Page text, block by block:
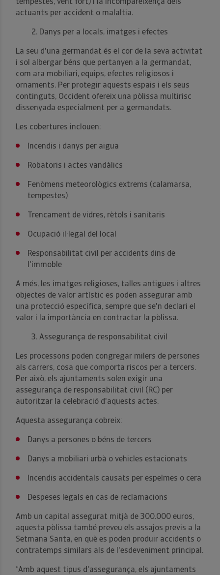
tempestes, vent fort) i la incompareixença dels
actuants per accident o malaltia.
2. Danys per a locals, imatges i efectes
La seu d'una germandat és el cor de la seva activitat
i sol albergar béns que pertanyen a la germandat,
com ara mobiliari, equips, efectes religiosos i
ornaments. Per protegir aquests espais i els seus
continguts, Occident ofereix una pòlissa multirisc
dissenyada especialment per a germandats.
Les cobertures inclouen:
Incendis i danys per aigua
Robatoris i actes vandàlics
Fenòmens meteorològics extrems (calamarsa,
tempestes)
Trencament de vidres, rètols i sanitaris
Ocupació il·legal del local
Responsabilitat civil per accidents dins de
l'immoble
A més, les imatges religioses, talles antigues i altres
objectes de valor artístic es poden assegurar amb
una protecció específica, sempre que se'n declari el
valor i la importància en contractar la pòlissa.
3. Assegurança de responsabilitat civil
Les processons poden congregar milers de persones
als carrers, cosa que comporta riscos per a tercers.
Per això, els ajuntaments solen exigir una
assegurança de responsabilitat civil (RC) per
autoritzar la celebració d'aquests actes.
Aquesta assegurança cobreix:
Danys a persones o béns de tercers
Danys a mobiliari urbà o vehicles estacionats
Incendis accidentals causats per espelmes o cera
Despeses legals en cas de reclamacions
Amb un capital assegurat mitjà de 300.000 euros,
aquesta pòlissa també preveu els assajos previs a la
Setmana Santa, en què es poden produir accidents o
contratemps similars als de l'esdeveniment principal.
“Amb aquest tipus d'assegurança, els ajuntaments